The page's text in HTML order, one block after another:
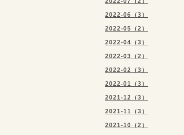
2022-06（3）
2022-05（2）
2022-04（3）
2022-03（2）
2022-02（3）
2022-01（3）
2021-12（3）
2021-11（3）
2021-10（2）